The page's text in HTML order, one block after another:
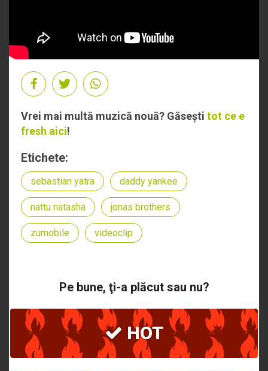
Vrei mai multă muzică nouă? Găsești tot ce e
fresh aici!
Etichete:
sebastian yatra daddy yankee
nattu natasha jonas brothers
zumobile videoclip
Pe bune, ţi-a plăcut sau nu?
HOT